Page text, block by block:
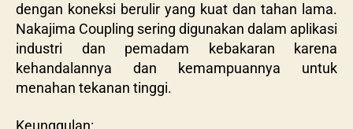
dengan koneksi berulir yang kuat dan tahan lama.
Nakajima Coupling sering digunakan dalam aplikasi
industri dan pemadam kebakaran karena
kehandalannya dan kemampuannya untuk
menahan tekanan tinggi.
Keunggulan: